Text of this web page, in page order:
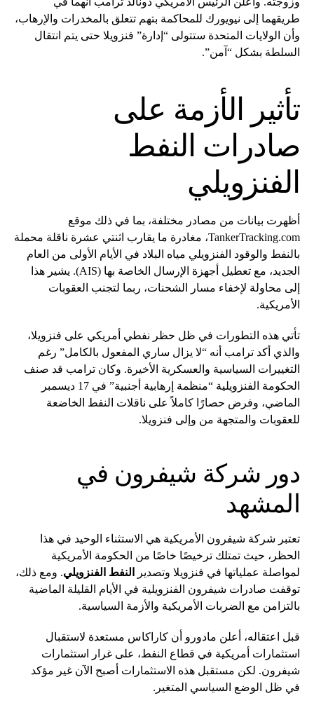
طريقهما إلى نيويورك للمحاكمة بتهم تتعلق بالمخدرات والإرهاب،
وأن الولايات المتحدة ستتولى “إدارة” فنزويلا حتى يتم انتقال
السلطة بشكل “آمن”.
تأثير الأزمة على
صادرات النفط
الفنزويلي
أظهرت بيانات من مصادر مختلفة، بما في ذلك موقع
TankerTracking.com، مغادرة ما يقارب اثنتي عشرة ناقلة محملة
بالنفط والوقود الفنزويلي مياه البلاد في الأيام الأولى من العام
الجديد، مع تعطيل أجهزة الإرسال الخاصة بها (AIS). يشير هذا
إلى محاولة لإخفاء مسار الشحنات، ربما لتجنب العقوبات
الأمريكية.
تأتي هذه التطورات في ظل حظر نفطي أمريكي على فنزويلا،
والذي أكد ترامب أنه “لا يزال ساري المفعول بالكامل” رغم
التغييرات السياسية والعسكرية الأخيرة. وكان ترامب قد صنف
الحكومة الفنزويلية “منظمة إرهابية أجنبية” في 17 ديسمبر
الماضي، وفرض حصارًا كاملاً على ناقلات النفط الخاضعة
للعقوبات والمتجهة من وإلى فنزويلا.
دور شركة شيفرون في
المشهد
تعتبر شركة شيفرون الأمريكية هي الاستثناء الوحيد في هذا
الحظر، حيث تمتلك ترخيصًا خاصًا من الحكومة الأمريكية
لمواصلة عملياتها في فنزويلا وتصدير
النفط الفنزويلي. ومع ذلك،
توقفت صادرات شيفرون الفنزويلية في الأيام القليلة الماضية
بالتزامن مع الضربات الأمريكية والأزمة السياسية.
قبل اعتقاله، أعلن مادورو أن كاراكاس مستعدة لاستقبال
استثمارات أمريكية في قطاع النفط، على غرار استثمارات
شيفرون. لكن مستقبل هذه الاستثمارات أصبح الآن غير مؤكد
في ظل الوضع السياسي المتغير.